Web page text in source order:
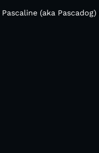
Pascaline (aka